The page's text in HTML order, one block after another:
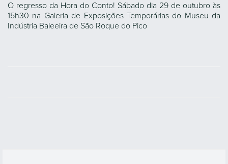
O regresso da Hora do Conto! Sábado dia 29 de outubro às
15h30 na Galeria de Exposições Temporárias do Museu da
Indústria Baleeira de São Roque do Pico